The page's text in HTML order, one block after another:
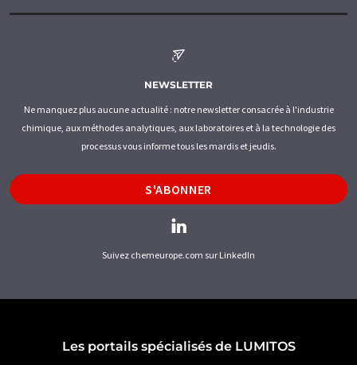
NEWSLETTER
Ne manquez plus aucune actualité : notre newsletter consacrée à l'industrie
chimique, aux méthodes analytiques, aux laboratoires et à la technologie des
processus vous informe tous les mardis et jeudis.
S'ABONNER
Suivez chemeurope.com sur LinkedIn
Les portails spécialisés de LUMITOS